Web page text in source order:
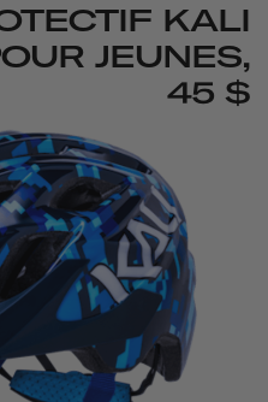
KALI
JEUNES,
45 $